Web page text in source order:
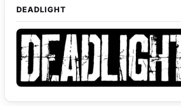
DEADLIGHT